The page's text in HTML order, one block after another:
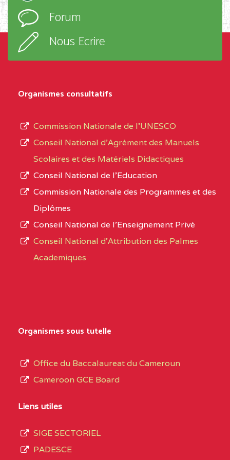
D'ENSEIGNEMENT
PROFESSIONNEL
(CEGEP) STE FOI BP
:4740 YAOUNDE
CENTRE
COLLEGE PANAFRICAIN
DE L'EXCELLENCE BP
CENTRE
COLLEGE PRIVE
CENTRE
COLLEGE PRIVE LAIC
SAINT MICHEL
CENTRE
d’enseignement,
type
L’offre
d’éducation
de
du
de
septembre
Forum
Nous Ecrire
Organismes consultatifs
Commission Nationale de l’UNESCO
Conseil National d’Agrément des Manuels
Scolaires et des Matériels Didactiques
Conseil National de l’Education
Commission Nationale des Programmes et des
Diplômes
Conseil National de l’Enseignement Privé
Conseil National d'Attribution des Palmes
Academiques
Organismes sous tutelle
Office du Baccalaureat du Cameroun
Cameroon GCE Board
Liens utiles
SIGE SECTORIEL
PADESCE